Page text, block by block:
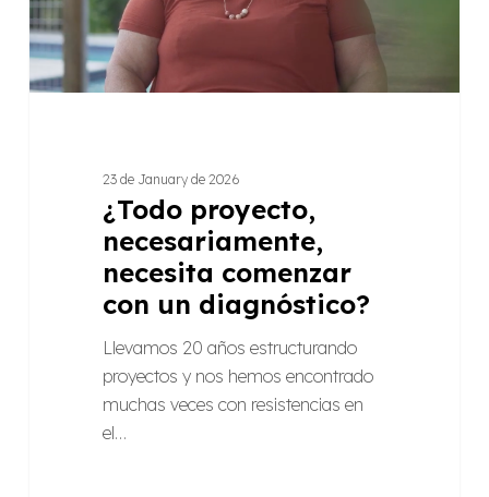
un
diagnóstico?
23 de January de 2026
¿Todo proyecto,
necesariamente,
necesita comenzar
con un diagnóstico?
Llevamos 20 años estructurando
proyectos y nos hemos encontrado
muchas veces con resistencias en
el…